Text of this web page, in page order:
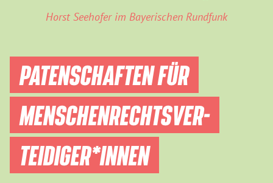
Horst Seehofer im Bayerischen Rundfunk
PATENSCHAFTEN FÜR
MENSCHEN­RECHTS­VER­
TEIDIGER­*INNEN